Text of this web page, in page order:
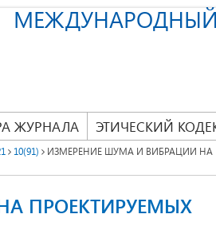
ЖУРНАЛА ЭТИЧЕСКИЙ
10(91)
ИЗМЕРЕНИЕ ШУМА И ВИБРАЦИИ НА
ПРОЕКТИРУЕМЫХ